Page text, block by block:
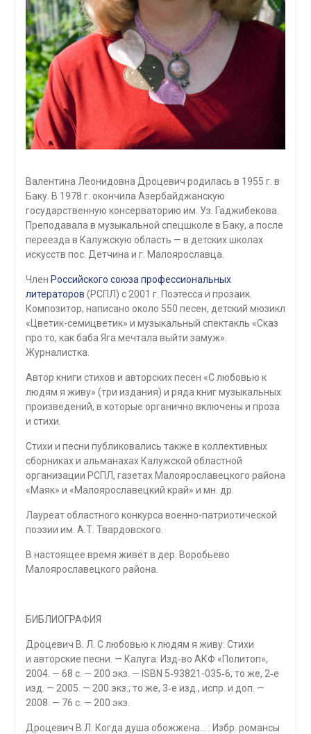
Валентина Леонидовна Дроцевич родилась в 1955 г. в
Баку. В 1978 г. окончила Азербайджанскую
государственную консерваторию им. Уз. Гаджибекова.
Преподавала в музыкальной спецшколе в Баку, а после
переезда в Калужскую область — в детских школах
искусств пос. Детчина и г. Малоярославца.
Член Российского союза профессиональных
литераторов (РСПЛ) с 2001 г. Поэтесса и прозаик.
Композитор, написано около 550 песен, детский мюзикл
«Цветик-семицветик» и музыкальный спектакль «Сказ
про то, как баба Яга мечтала выйти замуж».
Журналистка.
Автор книги стихов и авторских песен «С любовью к
людям я живу» (три издания) и ряда книг музыкальных
произведений, в которые органично включены и проза
и стихи.
Стихи и песни публиковались также в коллективных
сборниках и альманахах Калужской областной
организации РСПЛ, газетах Малоярославецкого района
«Маяк» и «Малоярославецкий край» и мн. др.
Лауреат областного конкурса военно-патриотической
поэзии им. А.Т. Твардовского.
В настоящее время живёт в дер. Воробьёво
Малоярославецкого района.
БИБЛИОГРАФИЯ
Дроцевич В. Л. С любовью к людям я живу: Стихи
и авторские песни. — Калуга: Изд‑во АКФ «Политоп»,
2004. — 68 с. — 200 экз. — ISBN 5‑93821-035‑6; то же, 2‑е
изд. — 2005. — 200 экз.; то же, 3‑е изд., испр. и доп. —
2008. — 76 с. — 200 экз.
Дроцевич В.Л. Когда душа обожжена… : Избр. романсы